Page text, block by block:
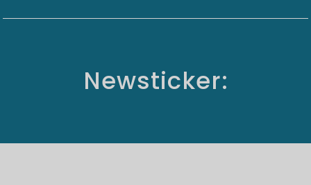
Newsticker: